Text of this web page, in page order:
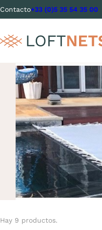
Contacto+33 (0)5 35 54 35 00
Hay 9 productos.